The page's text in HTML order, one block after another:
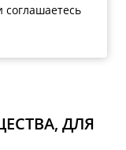
соглашаетесь
ДЛЯ